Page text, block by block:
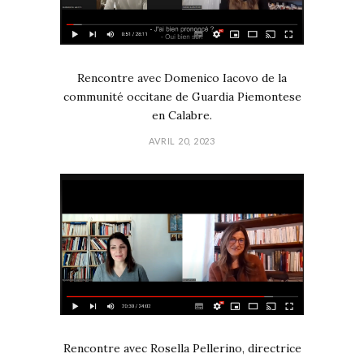
Rencontre avec Domenico Iacovo de la
communité occitane de Guardia Piemontese
en Calabre.
AVRIL 20, 2023
Rencontre avec Rosella Pellerino, directrice